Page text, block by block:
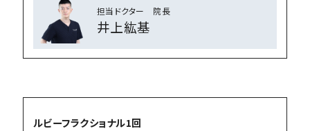
担当ドクター 院⻑
井上紘基
ルビーフラクショナル1回